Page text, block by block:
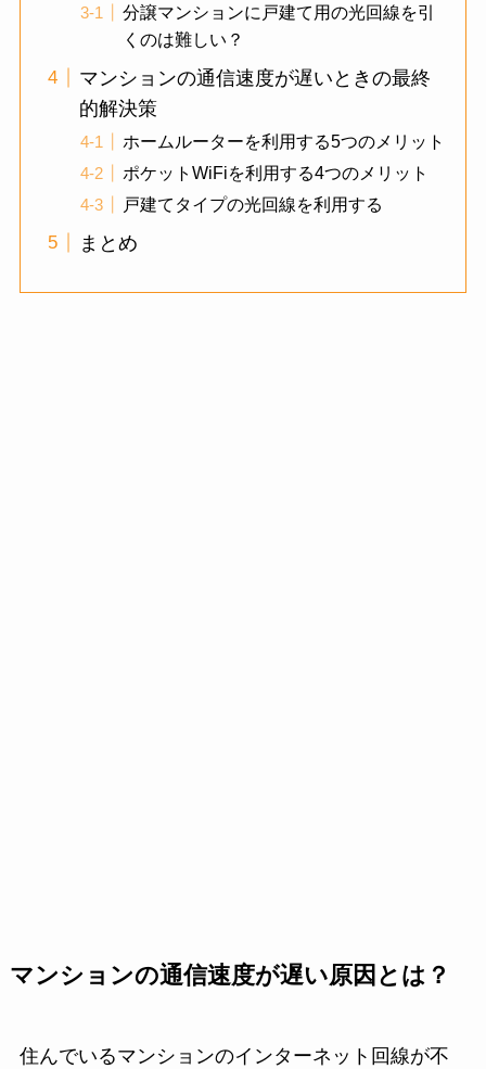
分譲マンションに戸建て用の光回線を引
くのは難しい？
マンションの通信速度が遅いときの最終
的解決策
ホームルーターを利用する5つのメリット
ポケットWiFiを利用する4つのメリット
戸建てタイプの光回線を利用する
まとめ
マンションの通信速度が遅い原因とは？
住んでいるマンションのインターネット回線が不